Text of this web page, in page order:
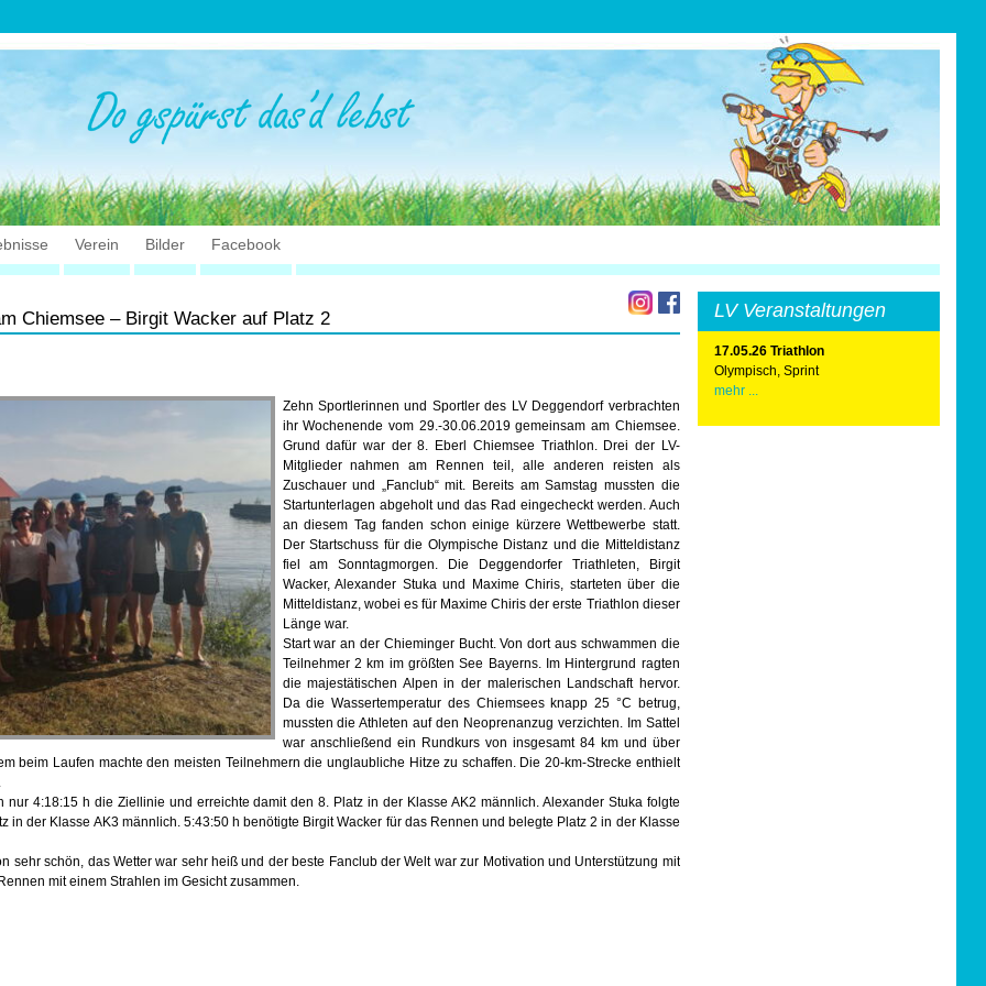
Verein Bilder Facebook
Chiemsee – Birgit Wacker auf Platz 2
Zehn Sportlerinnen und Sportler des LV Deggendorf verbrachten
ihr Wochenende vom 29.-30.06.2019 gemeinsam am Chiemsee.
Grund dafür war der 8. Eberl Chiemsee Triathlon. Drei der LV-
Mitglieder nahmen am Rennen teil, alle anderen reisten als
Zuschauer und „Fanclub“ mit. Bereits am Samstag mussten die
Startunterlagen abgeholt und das Rad eingecheckt werden. Auch
an diesem Tag fanden schon einige kürzere Wettbewerbe statt.
Der Startschuss für die Olympische Distanz und die Mitteldistanz
fiel am Sonntagmorgen. Die Deggendorfer Triathleten, Birgit
Wacker, Alexander Stuka und Maxime Chiris, starteten über die
Mitteldistanz, wobei es für Maxime Chiris der erste Triathlon dieser
Länge war.
Start war an der Chieminger Bucht. Von dort aus schwammen die
Teilnehmer 2 km im größten See Bayerns. Im Hintergrund ragten
die majestätischen Alpen in der malerischen Landschaft hervor.
Da die Wassertemperatur des Chiemsees knapp 25 °C betrug,
mussten die Athleten auf den Neoprenanzug verzichten. Im Sattel
war anschließend ein Rundkurs von insgesamt 84 km und über
beim Laufen machte den meisten Teilnehmern die unglaubliche Hitze zu schaffen. Die 20-km-Strecke enthielt
nur 4:18:15 h die Ziellinie und erreichte damit den 8. Platz in der Klasse AK2 männlich. Alexander Stuka folgte
in der Klasse AK3 männlich. 5:43:50 h benötigte Birgit Wacker für das Rennen und belegte Platz 2 in der Klasse
sehr schön, das Wetter war sehr heiß und der beste Fanclub der Welt war zur Motivation und Unterstützung mit
mit einem Strahlen im Gesicht zusammen.
LV Veranstaltungen
17.05.26 Triathlon
Olympisch, Sprint
mehr ...